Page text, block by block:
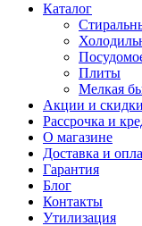
Каталог
Плиты
Мелкая
Акции и скидки
Рассрочка и
О магазине
Доставка и
Гарантия
Блог
Контакты
Утилизация